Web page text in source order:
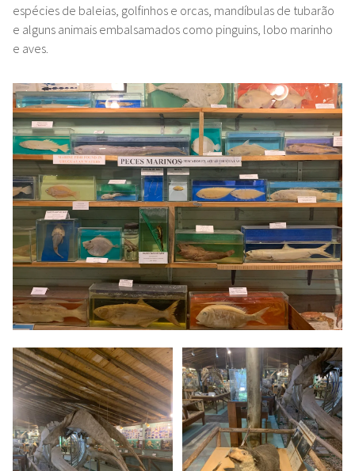
espécies de baleias, golfinhos e orcas, mandíbulas de tubarão
e alguns animais embalsamados como pinguins, lobo marinho
e aves.